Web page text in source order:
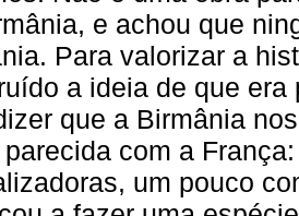
e achou que
Para valorizar a
a ideia de que
que a Birmânia
com a
um pouco